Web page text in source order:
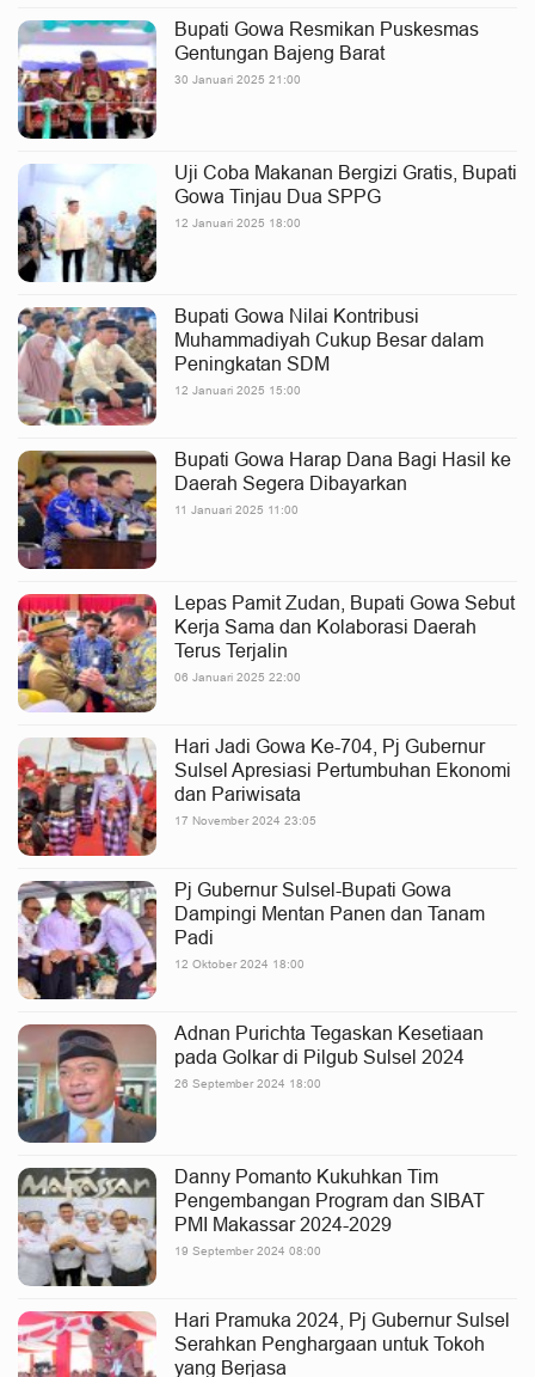
Bupati Gowa Resmikan Puskesmas
Gentungan Bajeng Barat
30 Januari 2025 21:00
Uji Coba Makanan Bergizi Gratis, Bupati
Gowa Tinjau Dua SPPG
12 Januari 2025 18:00
Bupati Gowa Nilai Kontribusi
Muhammadiyah Cukup Besar dalam
Peningkatan SDM
12 Januari 2025 15:00
Bupati Gowa Harap Dana Bagi Hasil ke
Daerah Segera Dibayarkan
11 Januari 2025 11:00
Lepas Pamit Zudan, Bupati Gowa Sebut
Kerja Sama dan Kolaborasi Daerah
Terus Terjalin
06 Januari 2025 22:00
Hari Jadi Gowa Ke-704, Pj Gubernur
Sulsel Apresiasi Pertumbuhan Ekonomi
dan Pariwisata
17 November 2024 23:05
Pj Gubernur Sulsel-Bupati Gowa
Dampingi Mentan Panen dan Tanam
Padi
12 Oktober 2024 18:00
Adnan Purichta Tegaskan Kesetiaan
pada Golkar di Pilgub Sulsel 2024
26 September 2024 18:00
Danny Pomanto Kukuhkan Tim
Pengembangan Program dan SIBAT
PMI Makassar 2024-2029
19 September 2024 08:00
Hari Pramuka 2024, Pj Gubernur Sulsel
Serahkan Penghargaan untuk Tokoh
yang Berjasa